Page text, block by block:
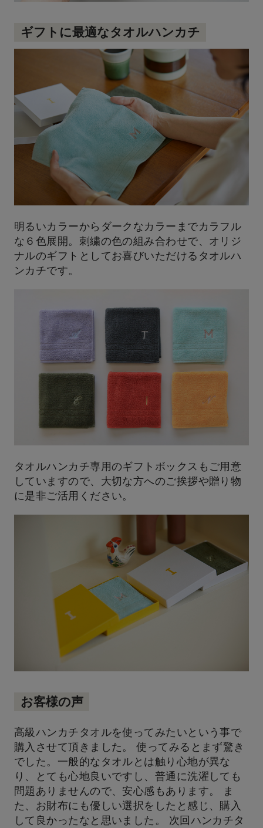
ギフトに最適なタオルハンカチ
明るいカラーからダークなカラーまでカラフル
な６色展開。刺繍の色の組み合わせで、オリジ
ナルのギフトとしてお喜びいただけるタオルハ
ンカチです。
タオルハンカチ専用のギフトボックスもご用意
していますので、大切な方へのご挨拶や贈り物
に是非ご活用ください。
お客様の声
高級ハンカチタオルを使ってみたいという事で
購入させて頂きました。 使ってみるとまず驚き
でした。一般的なタオルとは触り心地が異な
り、とても心地良いですし、普通に洗濯しても
問題ありませんので、安心感もあります。 ま
た、お財布にも優しい選択をしたと感じ、購入
して良かったなと思いました。 次回ハンカチタ